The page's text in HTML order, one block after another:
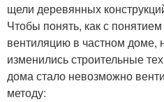
щели деревянных
Чтобы понять, как с
вентиляцию в частном доме,
изменились строительные
дома стало невозможно
методу: